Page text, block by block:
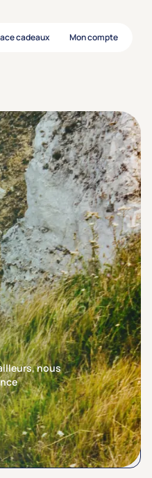
cadeaux Mon compte
nous
en premier